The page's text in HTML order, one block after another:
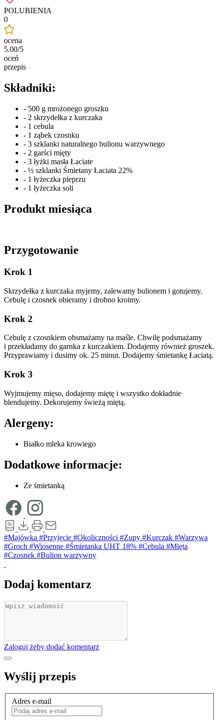
POLUBIENIA
0
ocena
5.00/5
oceń
przepis
Składniki:
- 500 g mrożonego groszku
- 2 skrzydełka z kurczaka
- 1 cebula
- 1 ząbek czosnku
- 3 szklanki naturalnego bulionu warzywnego
- 2 garści mięty
- 3 łyżki masła Łaciate
- ½ szklanki Śmietany Łaciata 22%
- 1 łyżeczka pieprzu
- 1 łyżeczka soli
Produkt miesiąca
Przygotowanie
Krok 1
Skrzydełka z kurczaka myjemy, zalewamy bulionem i gotujemy.
Cebulę i czosnek obieramy i drobno kroimy.
Krok 2
Cebulę z czosnkiem obsmażamy na maśle. Chwilę podsmażamy
i przekładamy do garnka z kurczakiem. Dodajemy również groszek.
Przyprawiamy i dusimy ok. 25 minut. Dodajemy śmietankę Łaciatą.
Krok 3
Wyjmujemy mięso, dodajemy miętę i wszystko dokładnie
blendujemy. Dekorujemy świeżą miętą.
Alergeny:
Białko mleka krowiego
Dodatkowe informacje:
Ze śmietanką
#Majówka #Przyjęcie #Okoliczności #Zupy #Kurczak #Warzywa
#Groch #Wiosenne #Śmietanka UHT 18% #Cebula #Mięta
#Czosnek #Bulion warzywny
Dodaj komentarz
Zaloguj żeby dodać komentarz
Wyślij przepis
Adres e-mail